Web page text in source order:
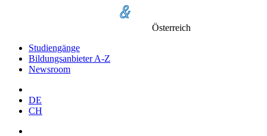
Österreich
Studiengänge
Bildungsanbieter A-Z
Newsroom
DE
CH